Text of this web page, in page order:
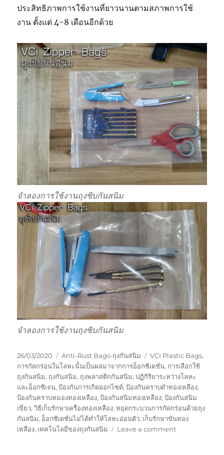
ประสิทธิภาพการใช้งานที่ยาวนานตามสภาพการใช้
งาน ตั้งแต่ 4-8 เดือนอีกด้วย
จำลองการใช้งานถุงซิบกันสนิม
จำลองการใช้งานถุงซิบกันสนิม
Posted
on
26/03/2020 Categories
Anti-Rust Bags-ถุงกันสนิม Tags
VCI Plastic Bags,
การกัดกร่อนในโลหะนั้นเป็นผลมาจากการอ็อกซิเดชั่น, การเลือกใช้
ถุงกันสนิม, ถุงกันสนิม, ถุงพลาสติกกันสนิม,ปฏิกิริยาระหว่างโลหะ
และอ็อกซิเจน,ป้องกันการเกิดออกไซด์,ป้องกันคราบดำทองเหลือง,
ป้องกันคราบหมองทองเหลือง,ป้องกันสนิมทองเหลือง,ป้องกันสนิม
เขียว,วิธีเก็บรักษาเครื่องทองเหลือง,หยุดกระบวนการกัดกร่อนด้วยถุง
กันสนิม, อ็อกซิเดชั่นไม่ได้ทำให้โลหะอ่อนตัว, เก็บรักษาขันทอง
เหลือง, เทคโนโลยีของถุงกันสนิม Leave a commenton